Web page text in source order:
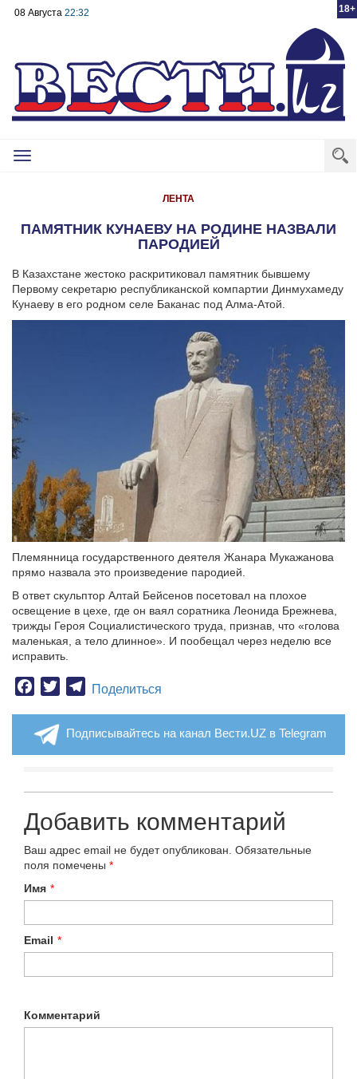
18+
08 Августа 22:32
Toggle
ЛЕНТА
ПАМЯТНИК КУНАЕВУ НА РОДИНЕ НАЗВАЛИ
ПАРОДИЕЙ
В Казахстане жестоко раскритиковал памятник бывшему
Первому секретарю республиканской компартии Динмухамеду
Кунаеву в его родном селе Баканас под Алма-Атой.
Племянница государственного деятеля Жанара Мукажанова
прямо назвала это произведение пародией.
В ответ скульптор Алтай Бейсенов посетовал на плохое
освещение в цехе, где он ваял соратника Леонида Брежнева,
трижды Героя Социалистического труда, признав, что «голова
маленькая, а тело длинное». И пообещал через неделю все
исправить.
Facebook
TwitterTelegram
Поделиться
Подписывайтесь на канал Вести.UZ в Telegram
Добавить комментарий
Ваш адрес email не будет опубликован. Обязательные
поля помечены *
Имя *
Email *
Комментарий